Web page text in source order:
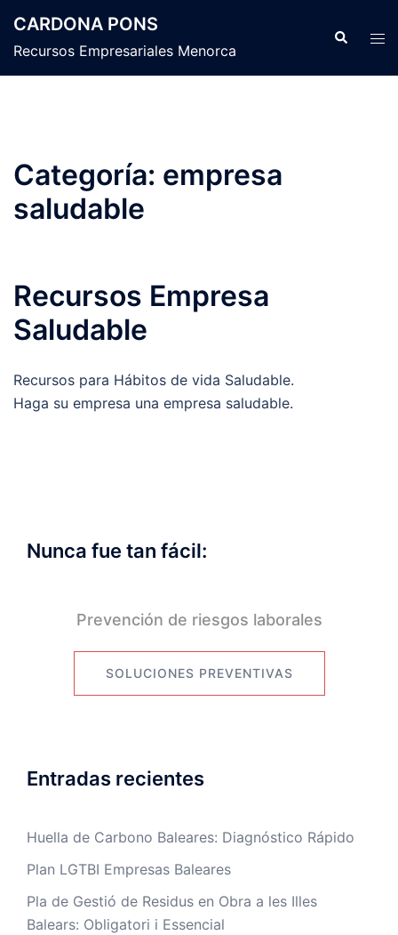
contenido
CARDONA PONS
Recursos Empresariales Menorca
Buscar
Categoría: empresa
saludable
Recursos Empresa
Saludable
Recursos para Hábitos de vida Saludable.
Haga su empresa una empresa saludable.
Nunca fue tan fácil:
Prevención de riesgos laborales
SOLUCIONES PREVENTIVAS
Entradas recientes
Huella de Carbono Baleares: Diagnóstico Rápido
Plan LGTBI Empresas Baleares
Pla de Gestió de Residus en Obra a les Illes
Balears: Obligatori i Essencial